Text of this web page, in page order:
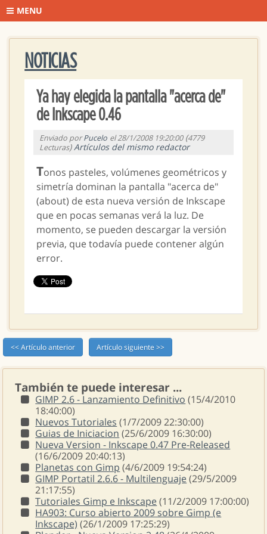
MENU
NOTICIAS
Ya hay elegida la pantalla "acerca de"
de Inkscape 0.46
Enviado porPucelo el 28/1/2008 19:20:00(4779
Lecturas)Artículos del mismo redactor
Tonos pasteles, volúmenes geométricos y
simetría dominan la pantalla "acerca de"
(about) de esta nueva versión de Inkscape
que en pocas semanas verá la luz. De
momento, se pueden descargar la versión
previa, que todavía puede contener algún
error.
<< Artículo anterior Artículo siguiente >>
También te puede interesar ...
GIMP 2.6 - Lanzamiento Definitivo (15/4/2010
18:40:00)
Nuevos Tutoriales (1/7/2009 22:30:00)
Guias de Iniciacion (25/6/2009 16:30:00)
Nueva Version - Inkscape 0.47 Pre-Released
(16/6/2009 20:40:13)
Planetas con Gimp (4/6/2009 19:54:24)
GIMP Portatil 2.6.6 - Multilenguaje(29/5/2009
21:17:55)
Tutoriales Gimp e Inkscape(11/2/2009 17:00:00)
HA903: Curso abierto 2009 sobre Gimp (e
Inkscape) (26/1/2009 17:25:29)